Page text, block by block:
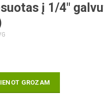
į 1/4″
GROZAM